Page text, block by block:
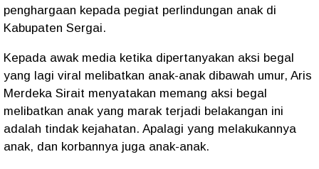
penghargaan kepada pegiat perlindungan anak di
Kabupaten Sergai.
Kepada awak media ketika dipertanyakan aksi begal
yang lagi viral melibatkan anak-anak dibawah umur, Aris
Merdeka Sirait menyatakan memang aksi begal
melibatkan anak yang marak terjadi belakangan ini
adalah tindak kejahatan. Apalagi yang melakukannya
anak, dan korbannya juga anak-anak.